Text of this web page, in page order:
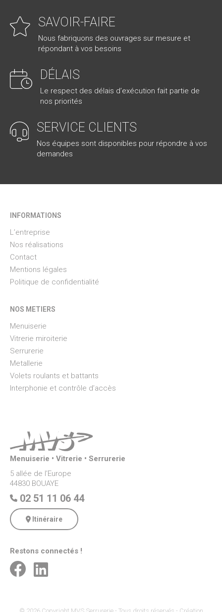
SAVOIR-FAIRE
Nous fabriquons des ouvrages sur mesure et
répondant à vos besoins
DÉLAIS
Le respect des délais d’exécution fait partie de
nos priorités
SERVICE CLIENTS
Nos équipes sont disponibles pour répondre à vos
demandes
INFORMATIONS
L’entreprise
Nos réalisations
Contact
Mentions légales
Politique de confidentialité
NOS METIERS
Menuiserie
Vitrerie miroiterie
Serrurerie
Metallerie
Volets roulants et battants
Interphonie et contrôle d’accès
Menuiserie • Vitrerie • Serrurerie
5 allée de l’Europe
44830 BOUAYE
02 51 11 06 44
Itinéraire
Restons connectés !